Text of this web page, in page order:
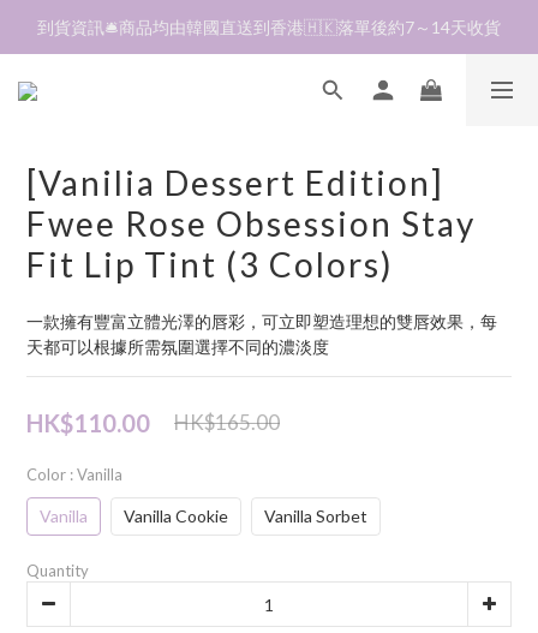
加入會員❤️生日月首天送$30 💛商品可郵寄至澳門🇲🇴及台灣🇹🇼
全單折扣後滿$380即可免運費📦 順豐營業點及自助櫃
加入會員❤️生日月首天送$30 💛商品可郵寄至澳門🇲🇴及台灣🇹🇼
[Vanilia Dessert Edition]
Fwee Rose Obsession Stay
Fit Lip Tint (3 Colors)
一款擁有豐富立體光澤的唇彩，可立即塑造理想的雙唇效果，每
天都可以根據所需氛圍選擇不同的濃淡度
HK$110.00 HK$165.00
Color : Vanilla
Vanilla Vanilla Cookie Vanilla Sorbet
Quantity